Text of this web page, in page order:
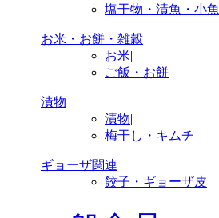
塩干物・漬魚・小魚
お米・お餅・雑穀
お米|
ご飯・お餅
漬物
漬物|
梅干し・キムチ
ギョーザ関連
餃子・ギョーザ皮